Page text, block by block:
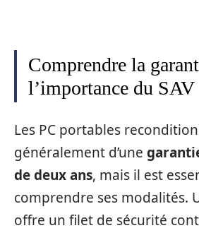
Comprendre la
l’importance du SAV
Les PC portables
généralement d’une
de deux ans, mais il est
comprendre ses modalités.
offre un filet de sécurité